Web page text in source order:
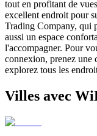
tout en profitant de
excellent endroit pour
Trading Company, qui
aussi un espace
l'accompagner. Pour
connexion, prenez une
explorez tous les
Villes avec